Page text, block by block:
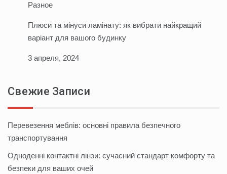
Разное
Плюси та мінуси ламінату: як вибрати найкращий
варіант для вашого будинку
3 апреля, 2024
Свежие Записи
Перевезення меблів: основні правила безпечного
транспортування
Одноденні контактні лінзи: сучасний стандарт комфорту та
безпеки для ваших очей